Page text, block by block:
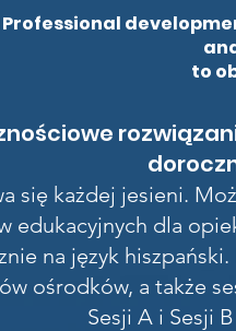
Professional
to
się każdej jesieni.
edukacyjnych dla
na język
ośrodków, a także
Sesji A i Sesji